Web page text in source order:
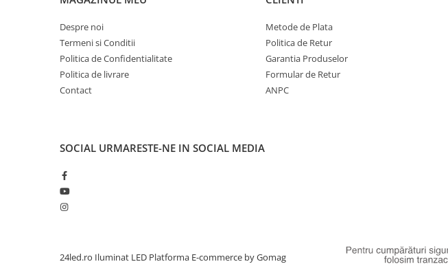
Despre noi
Termeni si Conditii
Politica de Confidentialitate
Politica de livrare
Contact
Metode de Plata
Politica de Retur
Garantia Produselor
Formular de Retur
ANPC
SOCIAL URMARESTE-NE IN SOCIAL MEDIA
24led.ro Iluminat LED Platforma E-commerce by Gomag